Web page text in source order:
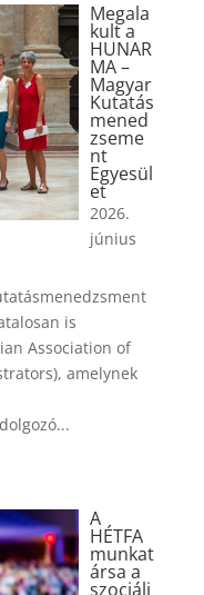
Megala
kult a
HUNAR
MA –
Magyar
Kutatás
mened
zseme
nt
Egyesül
et
2026.
június
is
Association of
amelynek
A
HÉTFA
munkat
ársa a
szociáli